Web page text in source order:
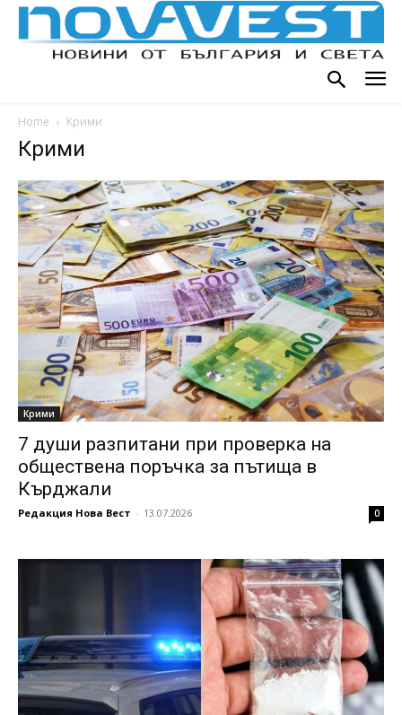
Home Крими
Крими
Крими
7 души разпитани при проверка на
обществена поръчка за пътища в
Кърджали
Редакция Нова Вест - 13.07.2026 0